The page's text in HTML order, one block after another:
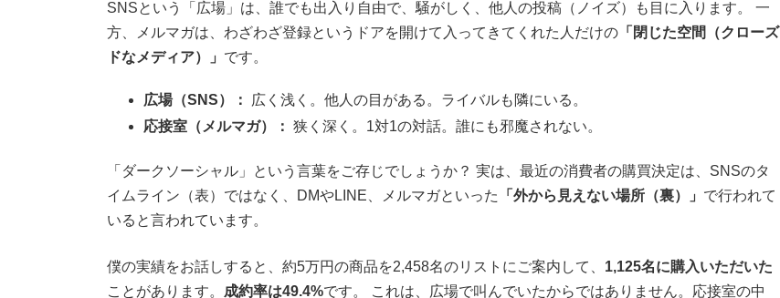
SNSという「広場」は、誰でも出入り自由で、騒がしく、他人の投稿（ノイズ）も目に入ります。 一
方、メルマガは、わざわざ登録というドアを開けて入ってきてくれた人だけの 「閉じた空間（クローズ
ドなメディア）」 です。
広場（SNS）：
広く浅く。他人の目がある。ライバルも隣にいる。
応接室（メルマガ）： 狭く深く。1対1の対話。誰にも邪魔されない。
「ダークソーシャル」という言葉をご存じでしょうか？ 実は、最近の消費者の購買決定は、SNSのタ
イムライン（表）ではなく、DMやLINE、メルマガといった
「外から見えない場所（裏）」 で行われて
いると言われています。
僕の実績をお話しすると、約5万円の商品を2,458名のリストにご案内して、 1,125名に購入いただいた
ことがあります。 成約率は49.4%です。 これは、広場で叫んでいたからではありません。応接室の中